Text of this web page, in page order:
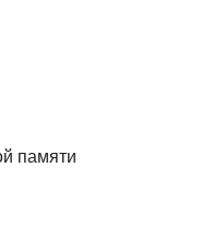
памяти